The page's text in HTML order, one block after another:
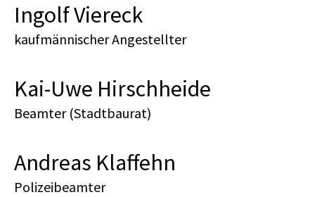
Ingolf Viereck
kaufmännischer Angestellter
Kai-Uwe Hirschheide
Beamter (Stadtbaurat)
Andreas Klaffehn
Polizeibeamter